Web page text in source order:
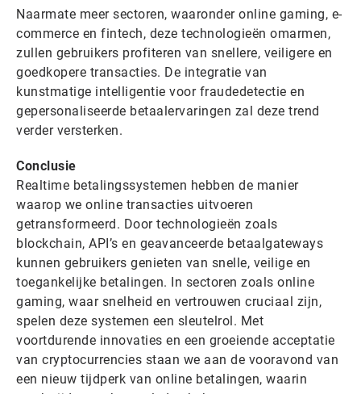
Naarmate meer sectoren, waaronder online gaming, e-
commerce en fintech, deze technologieën omarmen,
zullen gebruikers profiteren van snellere, veiligere en
goedkopere transacties. De integratie van
kunstmatige intelligentie voor fraudedetectie en
gepersonaliseerde betaalervaringen zal deze trend
verder versterken.
Conclusie
Realtime betalingssystemen hebben de manier
waarop we online transacties uitvoeren
getransformeerd. Door technologieën zoals
blockchain, API’s en geavanceerde betaalgateways
kunnen gebruikers genieten van snelle, veilige en
toegankelijke betalingen. In sectoren zoals online
gaming, waar snelheid en vertrouwen cruciaal zijn,
spelen deze systemen een sleutelrol. Met
voortdurende innovaties en een groeiende acceptatie
van cryptocurrencies staan we aan de vooravond van
een nieuw tijdperk van online betalingen, waarin